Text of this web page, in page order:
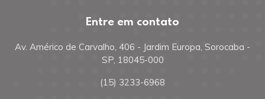
Entre em contato
Av. Américo de Carvalho, 406 - Jardim Europa, Sorocaba -
SP, 18045-000
(15) 3233-6968